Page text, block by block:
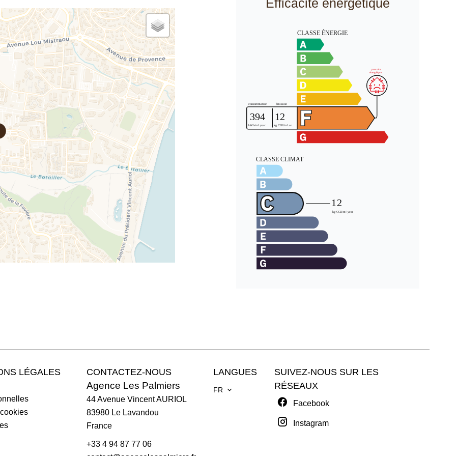
Efficacité énergétique
LÉGALES CONTACTEZ-NOUS
Agence Les Palmiers
44 Avenue Vincent AURIOL
83980 Le Lavandou
France
+33 4 94 87 77 06
LANGUES
FR
SUIVEZ-NOUS SUR LES
RÉSEAUX
Facebook
Instagram